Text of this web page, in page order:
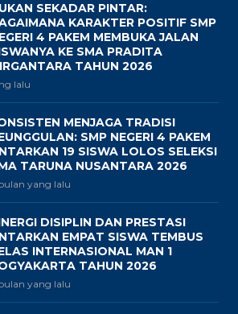
SEKADAR PINTAR:
KARAKTER POSITIF SMP
4 PAKEM MEMBUKA JALAN
KE SMA PRADITA
TAHUN 2026
lalu
MENJAGA TRADISI
SMP NEGERI 4 PAKEM
19 SISWA LOLOS SELEKSI
TARUNA NUSANTARA 2026
yang lalu
DISIPLIN DAN PRESTASI
EMPAT SISWA TEMBUS
INTERNASIONAL MAN 1
TAHUN 2026
yang lalu